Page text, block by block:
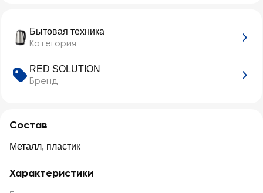
Бытовая техника
Категория
RED SOLUTION
Бренд
Состав
Металл, пластик
Характеристики